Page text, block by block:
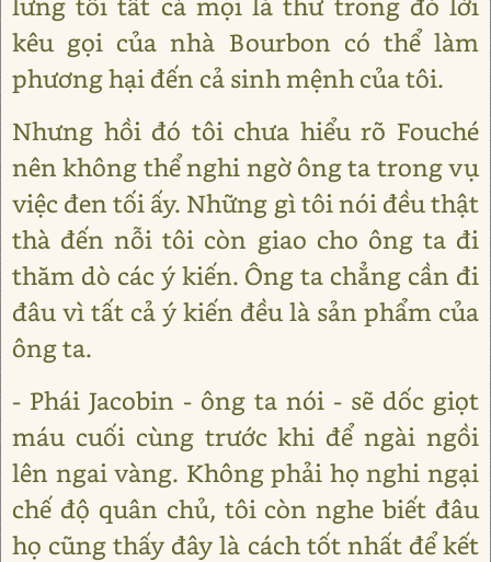
kêu gọi của nhà Bourbon có thể làm
phương hại đến cả sinh mệnh của tôi.
Nhưng hồi đó tôi chưa hiểu rõ Fouché
nên không thể nghi ngờ ông ta trong vụ
việc đen tối ấy. Những gì tôi nói đều thật
thà đến nỗi tôi còn giao cho ông ta đi
thăm dò các ý kiến. Ông ta chẳng cần đi
đâu vì tất cả ý kiến đều là sản phẩm của
ông ta.
- Phái Jacobin - ông ta nói - sẽ dốc giọt
máu cuối cùng trước khi để ngài ngồi
lên ngai vàng. Không phải họ nghi ngại
chế độ quân chủ, tôi còn nghe biết đâu
họ cũng thấy đây là cách tốt nhất để kết